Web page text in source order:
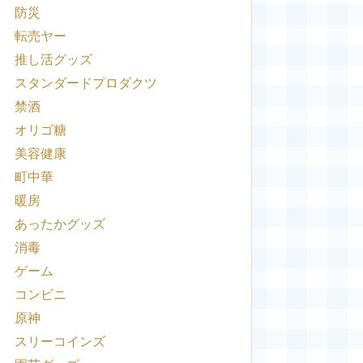
防災
転売ヤー
推し活グッズ
スタンダードプロダクツ
禁酒
オリゴ糖
美容健康
町中華
暖房
あったかグッズ
消毒
ゲーム
コンビニ
原神
スリーコインズ